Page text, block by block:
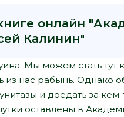
онлайн
Калинин"
Мы можем стать тут
нас рабынь. Однако
и доедать за
оставлены в